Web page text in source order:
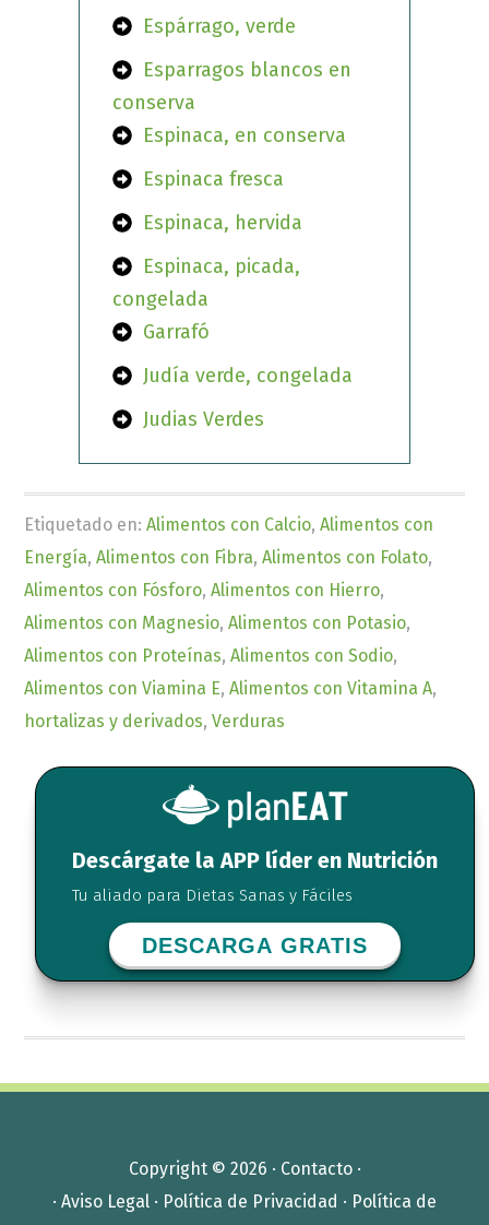
Espárrago, verde
Esparragos blancos en
conserva
Espinaca, en conserva
Espinaca fresca
Espinaca, hervida
Espinaca, picada,
congelada
Garrafó
Judía verde, congelada
Judias Verdes
Etiquetado en:Alimentos con Calcio,Alimentos con
Energía,Alimentos con Fibra,Alimentos con Folato,
Alimentos con Fósforo,Alimentos con Hierro,
Alimentos con Magnesio,Alimentos con Potasio,
Alimentos con Proteínas,Alimentos con Sodio,
Alimentos con Viamina E,Alimentos con Vitamina A,
hortalizas y derivados,Verduras
Descárgate la APP líder en Nutrición
Tu aliado para Dietas Sanas y Fáciles
DESCARGA GRATIS
Copyright © 2026 · Contacto·
· Aviso Legal · Política de Privacidad · Política de